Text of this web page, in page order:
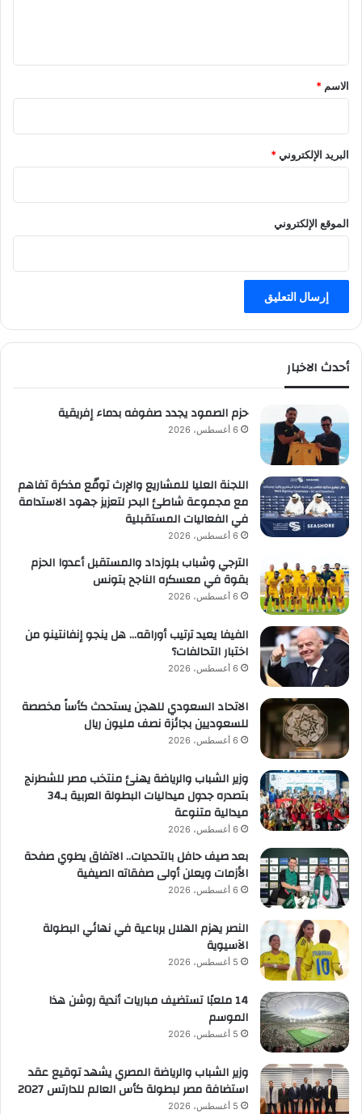
*
الاسم *
البريد الإلكتروني*
الموقع الإلكتروني
أحدث الاخبار
حزم الصمود يجدد صفوفه بدماء إفريقية
6 أغسطس، 2026
اللجنة العليا للمشاريع والإرث توقّع مذكرة تفاهم
مع مجموعة شاطئ البحر لتعزيز جهود الاستدامة
في الفعاليات المستقبلية
6 أغسطس، 2026
الترجي وشباب بلوزداد والمستقبل أعدوا الحزم
بقوة في معسكره الناجح بتونس
6 أغسطس، 2026
الفيفا يعيد ترتيب أوراقه… هل ينجو إنفانتينو من
اختبار التحالفات؟
6 أغسطس، 2026
الاتحاد السعودي للهجن يستحدث كأساً مخصصة
للسعوديين بجائزة نصف مليون ريال
6 أغسطس، 2026
وزير الشباب والرياضة يهنئ منتخب مصر للشطرنج
بتصدره جدول ميداليات البطولة العربية بـ34
ميدالية متنوعة
6 أغسطس، 2026
بعد صيف حافل بالتحديات.. الاتفاق يطوي صفحة
الأزمات ويعلن أولى صفقاته الصيفية
6 أغسطس، 2026
النصر يهزم الهلال برباعية في نهائي البطولة
الآسيوية
5 أغسطس، 2026
14 ملعبًا تستضيف مباريات أندية روشن هذا
الموسم
5 أغسطس، 2026
وزير الشباب والرياضة المصري يشهد توقيع عقد
استضافة مصر لبطولة كأس العالم للدارتس 2027
5 أغسطس، 2026